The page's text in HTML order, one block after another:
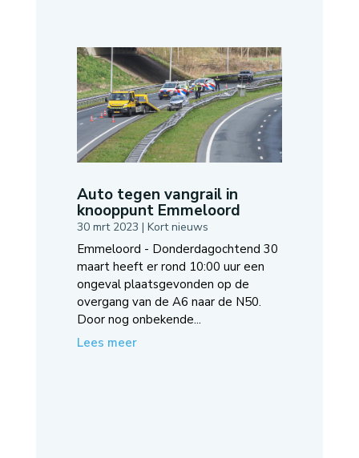
Auto tegen vangrail in
knooppunt Emmeloord
30 mrt 2023 | Kort nieuws
Emmeloord - Donderdagochtend 30
maart heeft er rond 10:00 uur een
ongeval plaatsgevonden op de
overgang van de A6 naar de N50.
Door nog onbekende...
Lees meer